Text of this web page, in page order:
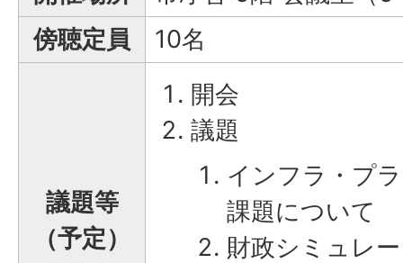
傍聴定員
10名
議題等
（予定）
開会
議題
インフラ・プ
課題について
財政シミュレ